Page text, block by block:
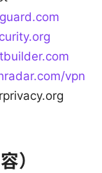
vpn
）